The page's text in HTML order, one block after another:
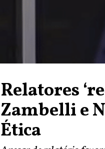
Relatores
Zambelli e
Ética